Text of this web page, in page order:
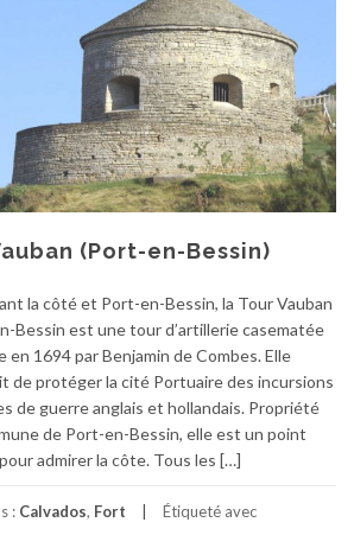
(Port-en-Bessin)
la côté et Port-en-Bessin, la Tour Vauban
Bessin est une tour d’artillerie casematée
1694 par Benjamin de Combes. Elle
de protéger la cité Portuaire des incursions
de guerre anglais et hollandais. Propriété
de Port-en-Bessin, elle est un point
admirer la côte. Tous les […]
: Calvados, Fort Étiqueté avec